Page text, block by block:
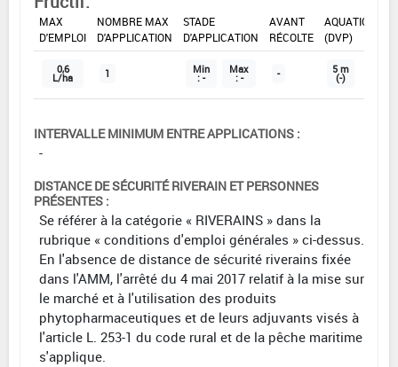
DOSE
MAX
D'EMPLOI
NOMBRE MAX
D'APPLICATION
STADE
D'APPLICATION
AVANT
RÉCOLTE
AQUATIQUE
(DVP)
0,6
L/ha 1 Min
: -
Max
: - - 5 m
(-)
INTERVALLE MINIMUM ENTRE APPLICATIONS :
-
DISTANCE DE SÉCURITÉ RIVERAIN ET PERSONNES
PRÉSENTES :
Se référer à la catégorie « RIVERAINS » dans la
rubrique « conditions d'emploi générales » ci-dessus.
En l'absence de distance de sécurité riverains fixée
dans l'AMM, l'arrêté du 4 mai 2017 relatif à la mise sur
le marché et à l'utilisation des produits
phytopharmaceutiques et de leurs adjuvants visés à
l'article L. 253-1 du code rural et de la pêche maritime
s'applique.